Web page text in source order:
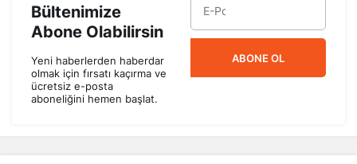
Bültenimize
Abone Olabilirsin
Yeni haberlerden haberdar
olmak için fırsatı kaçırma ve
ücretsiz e-posta
aboneliğini hemen başlat.
ABONE OL